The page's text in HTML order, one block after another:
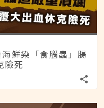
鮮染「食腦蟲」腸
險死